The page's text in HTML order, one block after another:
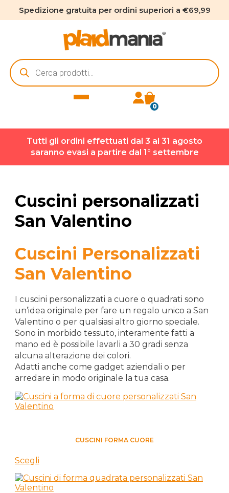
Spedizione gratuita per ordini superiori a €69,99
Ricerca
prodotti
0
Tutti gli ordini effettuati dal 3 al 31 agosto
saranno evasi a partire dal 1° settembre
Cuscini personalizzati
San Valentino
Cuscini Personalizzati
San Valentino
I cuscini personalizzati a cuore o quadrati sono
un’idea originale per fare un regalo unico a San
Valentino o per qualsiasi altro giorno speciale.
Sono in morbido tessuto, interamente fatti a
mano ed è possibile lavarli a 30 gradi senza
alcuna alterazione dei colori.
Adatti anche come gadget aziendali o per
arredare in modo originale la tua casa.
CUSCINI FORMA CUORE
Scegli